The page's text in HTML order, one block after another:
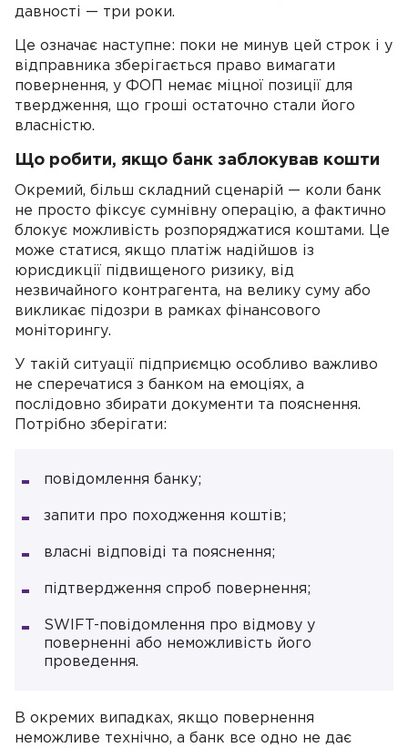
давності — три роки.
Це означає наступне: поки не минув цей строк і у
відправника зберігається право вимагати
повернення, у ФОП немає міцної позиції для
твердження, що гроші остаточно стали його
власністю.
Що робити, якщо банк заблокував кошти
Окремий, більш складний сценарій — коли банк
не просто фіксує сумнівну операцію, а фактично
блокує можливість розпоряджатися коштами. Це
може статися, якщо платіж надійшов із
юрисдикції підвищеного ризику, від
незвичайного контрагента, на велику суму або
викликає підозри в рамках фінансового
моніторингу.
У такій ситуації підприємцю особливо важливо
не сперечатися з банком на емоціях, а
послідовно збирати документи та пояснення.
Потрібно зберігати:
повідомлення банку;
запити про походження коштів;
власні відповіді та пояснення;
підтвердження спроб повернення;
SWIFT-повідомлення про відмову у
поверненні або неможливість його
проведення.
В окремих випадках, якщо повернення
неможливе технічно, а банк все одно не дає